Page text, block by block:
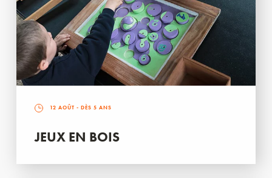
12 AOÛT - DÈS 5 ANS
JEUX EN BOIS